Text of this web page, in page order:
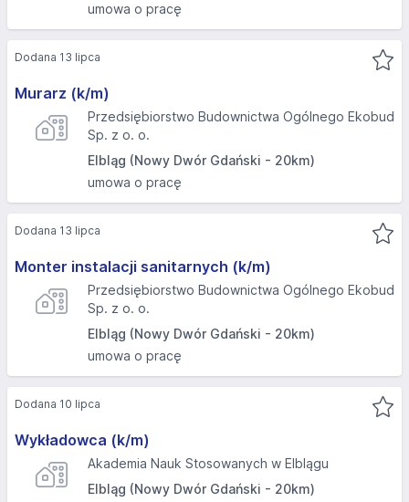
umowa o pracę
Murarz (k/m)
Przedsiębiorstwo Budownictwa Ogólnego Ekobud
Sp. z o. o.
Elbląg (Nowy Dwór Gdański - 20km)
umowa o pracę
Dodana 13 lipca
Monter instalacji sanitarnych (k/m)
Przedsiębiorstwo Budownictwa Ogólnego Ekobud
Sp. z o. o.
Elbląg (Nowy Dwór Gdański - 20km)
umowa o pracę
Dodana 13 lipca
Wykładowca (k/m)
Akademia Nauk Stosowanych w Elblągu
Elbląg (Nowy Dwór Gdański - 20km)
Dodana 10 lipca